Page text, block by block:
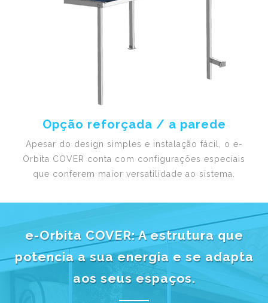
Opção reforçada / a parede
Apesar do design simples e instalação fácil, o e-
Orbita COVER conta com configurações especiais
que conferem maior versatilidade ao sistema.
e-Orbita COVER: A estrutura que
potencia a sua energia e se adapta
aos seus espaços.